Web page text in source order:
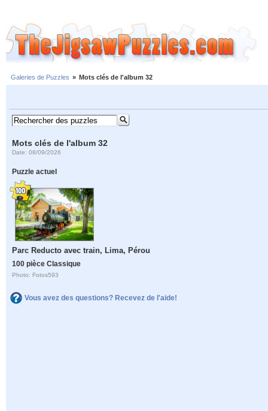
Galeries de Puzzles » Mots clés de l'album 32
Mots clés de l'album 32
Date: 08/09/2026
Puzzle actuel
Parc Reducto avec train, Lima, Pérou
100 pièce Classique
Photo: Fotos593
Vous avez des questions? Recevez de l'aide!